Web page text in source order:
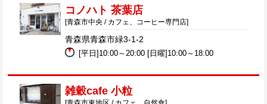
コノハト 茶葉店
[青森市中央 / カフェ、コーヒー専門店]
青森県青森市緑3-1-2
[平日]10:00～20:00 [日曜]10:00～18:00
雑穀cafe 小粒